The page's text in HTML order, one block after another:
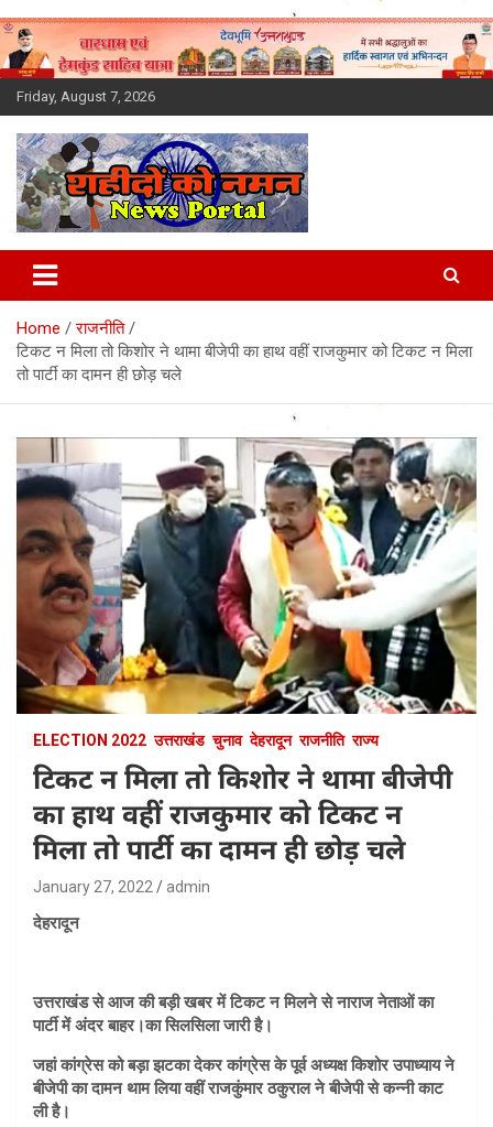
Skip
to
content
Friday, August 7, 2026
Latest News Today, Breaking
News, Uttarakhand News in
Hindi
Home
राजनीति
टिकट न मिला तो किशोर ने थामा बीजेपी का हाथ वहीं राजकुमार को टिकट न मिला
तो पार्टी का दामन ही छोड़ चले
ELECTION 2022 उत्तराखंड चुनाव देहरादून राजनीति राज्य
टिकट न मिला तो किशोर ने थामा बीजेपी
का हाथ वहीं राजकुमार को टिकट न
मिला तो पार्टी का दामन ही छोड़ चले
January 27, 2022 admin
देहरादून
उत्तराखंड से आज की बड़ी खबर में टिकट न मिलने से नाराज नेताओं का
पार्टी में अंदर बाहर।का सिलसिला जारी है।
जहां कांग्रेस को बड़ा झटका देकर कांग्रेस के पूर्व अध्यक्ष किशोर उपाध्याय ने
बीजेपी का दामन थाम लिया वहीं राजकुंमार ठकुराल ने बीजेपी से कन्नी काट
ली है।